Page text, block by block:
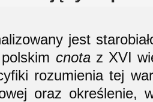
jest
cnotaz XVI
rozumienia tej
oraz określenie,